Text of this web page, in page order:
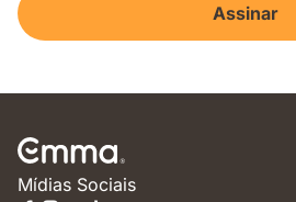
Assinar
Mídias Sociais